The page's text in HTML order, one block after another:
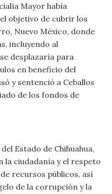
Mayor había
objetivo de cubrir los
Nuevo México, donde
incluyendo al
desplazaría para
en beneficio del
y sentenció a Ceballos
de los fondos de
Estado de Chihuahua,
ciudadanía y el respeto
recursos públicos, así
de la corrupción y la